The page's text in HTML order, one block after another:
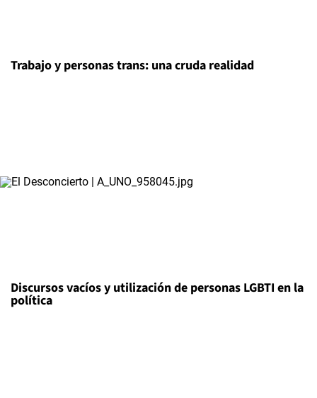
Trabajo y personas trans: una cruda realidad
Discursos vacíos y utilización de personas LGBTI en la
política